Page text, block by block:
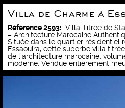
Référence 2593: Villa Titrée de
– Architecture Marocaine
Située dans le quartier résidentiel
Essaouira, cette superbe villa
de l’architecture marocaine,
moderne. Vendue entièrement